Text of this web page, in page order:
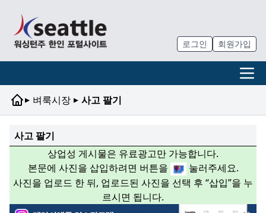
로그인 회원가입
▸ 벼룩시장 ▸ 사고 팔기
사고 팔기
상업성 게시물은 유료광고만 가능합니다.
본문에 사진을 삽입하려면 버튼을
눌러주세요.
사진을 업로드 한 뒤, 업로드된 사진을 선택 후 “삽입”을 누
르시면 됩니다.